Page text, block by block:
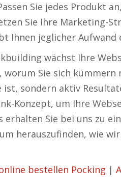
Sie jedes Produkt
Sie Ihre Marketing-
Ihnen jeglicher Aufwand
wächst Ihre
Sie sich kümmern
ist, sondern aktiv
Konzept, um Ihre
erhalten Sie bei uns zu
herauszufinden, wie
bestellen Pocking |